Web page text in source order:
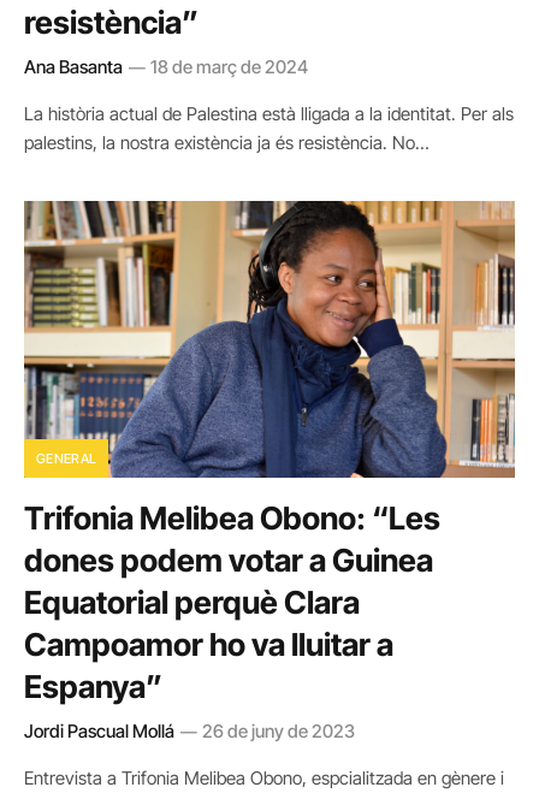
resistència”
Ana Basanta 18 de març de 2024
La història actual de Palestina està lligada a la identitat. Per als
palestins, la nostra existència ja és resistència. No…
GENERAL
Trifonia Melibea Obono: “Les
dones podem votar a Guinea
Equatorial perquè Clara
Campoamor ho va lluitar a
Espanya”
Jordi Pascual Mollá 26 de juny de 2023
Entrevista a Trifonia Melibea Obono, espcialitzada en gènere i